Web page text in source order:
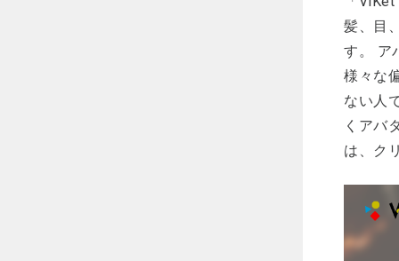
髪、目
す。 ア
様々な
ない人
くアバ
は、ク